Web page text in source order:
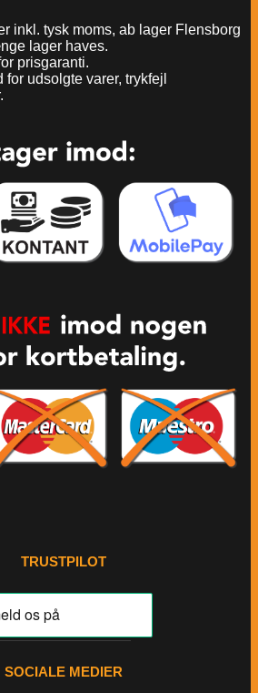
inkl. tysk moms, ab lager Flensborg
lager haves.
prisgaranti.
udsolgte varer, trykfejl
TRUSTPILOT
SOCIALE MEDIER